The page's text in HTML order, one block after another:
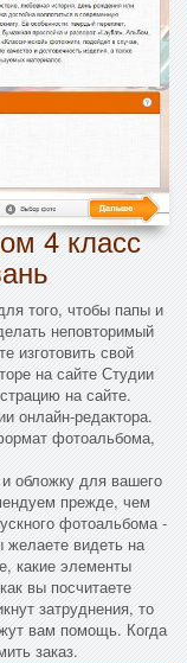
4 класс
того, чтобы папы и
неповторимый
изготовить свой
на сайте Студии
на сайте.
онлайн-редактора.
фотоальбома,
обложку для вашего
прежде, чем
фотоальбома -
желаете видеть на
какие элементы
вы посчитаете
затруднения, то
вам помощь. Когда
заказ.